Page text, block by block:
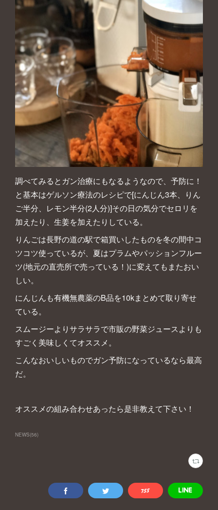
調べてみるとガン治療にもなるようなので、予防に！
と基本はゲルソン療法のレシピで[にんじん3本、りん
ご半分、レモン半分(2人分)]その日の気分でセロリを
加えたり、生姜を加えたりしている。
りんごは長野の道の駅で箱買いしたものを冬の間中コ
ツコツ使っているが、夏はプラムやパッションフルー
ツ(地元の直売所で売っている！)に変えてもまたおい
しい。
にんじんも有機無農薬のB品を10kまとめて取り寄せ
ている。
スムージーよりサラサラで市販の野菜ジュースよりも
すごく美味しくてオススメ。
こんなおいしいものでガン予防になっているなら最高
だ。
オススメの組み合わせあったら是非教えて下さい！
NEWS(56)